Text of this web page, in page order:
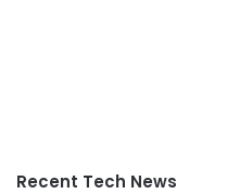
Recent Tech News